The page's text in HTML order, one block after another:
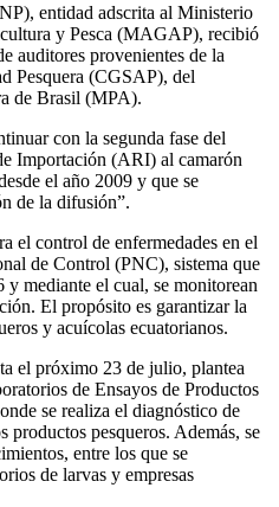
entidad adscrita al Ministerio
y Pesca (MAGAP), recibió
auditores provenientes de la
Pesquera (CGSAP), del
de Brasil (MPA).
con la segunda fase del
Importación (ARI) al camarón
el año 2009 y que se
de la difusión”.
el control de enfermedades en el
de Control (PNC), sistema que
mediante el cual, se monitorean
El propósito es garantizar la
y acuícolas ecuatorianos.
el próximo 23 de julio, plantea
de Ensayos de Productos
se realiza el diagnóstico de
productos pesqueros. Además, se
entre los que se
de larvas y empresas